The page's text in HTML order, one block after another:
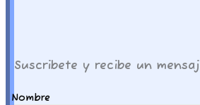
Suscribete y recibe un
Nombre
-𝑴𝒊𝒔𝒔 𝒅𝒆 𝑪𝒐𝒓𝒂